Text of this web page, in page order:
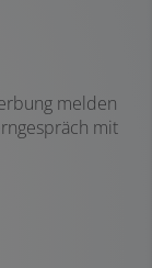
melden
mit